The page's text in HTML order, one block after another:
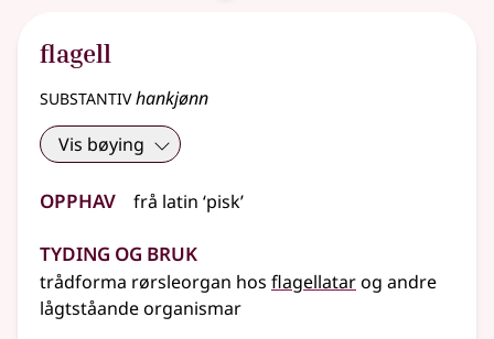
flagell
substantivhankjønn
Vis bøying
Opphav frå latin ‘pisk’
Tyding og bruk
trådforma rørsleorgan hos flagellatarog andre
lågtståande organismar